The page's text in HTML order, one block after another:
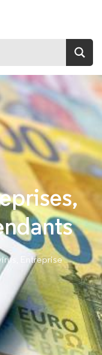
Entreprise